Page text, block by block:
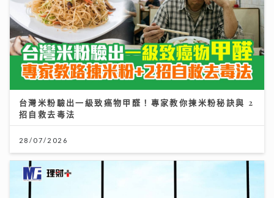
台灣米粉驗出一級致癌物甲醛！專家教你揀米粉秘訣與 2
招自救去毒法
28/07/2026